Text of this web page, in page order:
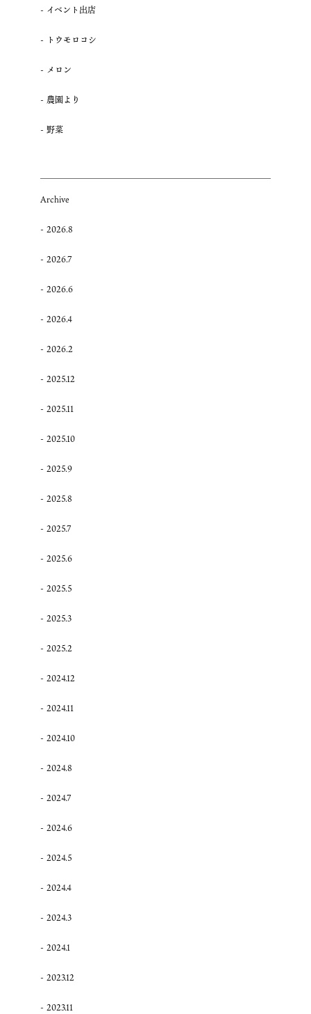
ト
モ
コ
販
に
イベント出店
トウモロコシ
メロン
農園より
野菜
Archive
2026.8
2026.7
2026.6
2026.4
2026.2
2025.12
2025.11
2025.10
2025.9
2025.8
2025.7
2025.6
2025.5
2025.3
2025.2
2024.12
2024.11
2024.10
2024.8
2024.7
2024.6
2024.5
2024.4
2024.3
2024.1
2023.12
2023.11